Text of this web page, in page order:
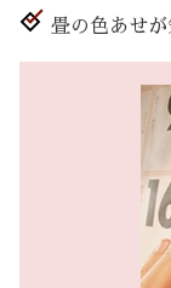
畳の色あせが